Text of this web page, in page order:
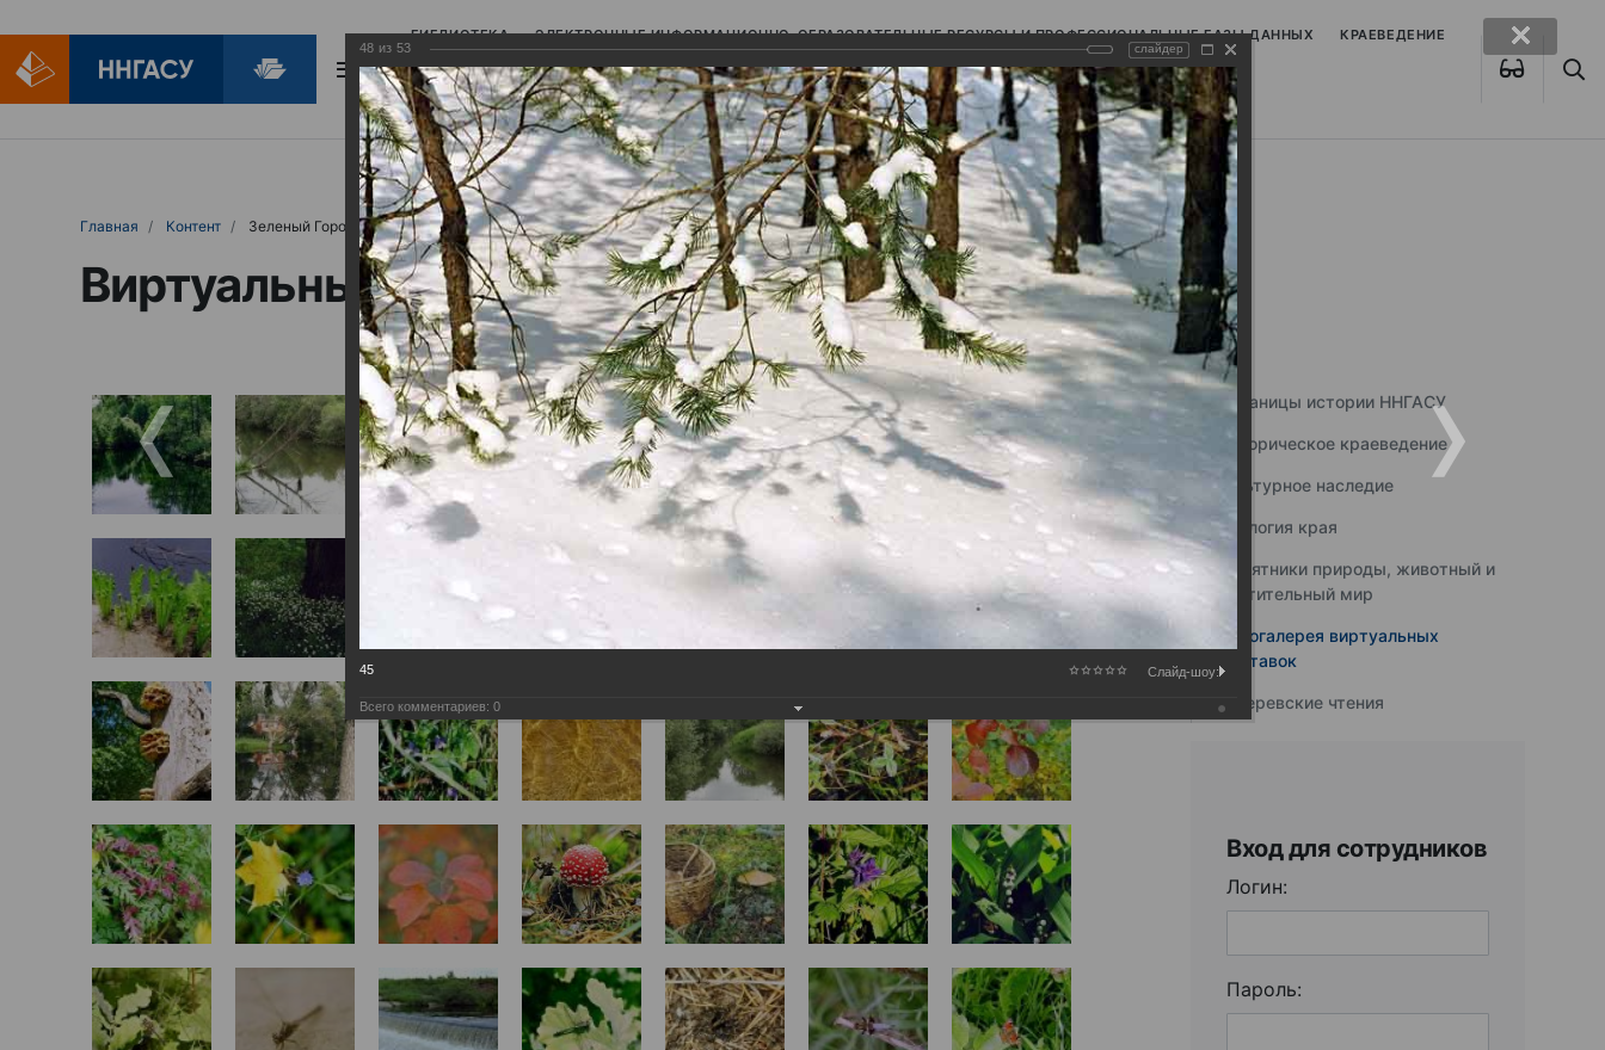
БИБЛИОТЕКА ЭЛЕКТРОННЫЕ ИНФОРМАЦИОННО-ОБРАЗОВАТЕЛЬНЫЕ РЕСУРСЫ И ПРОФЕССИОНАЛЬНЫЕ БАЗЫ ДАННЫХ КРАЕВЕДЕНИЕ
БИБЛИОПОМОЩЬ
Главная Контент Зеленый Город
Виртуальные выставки (фотоальбомы)
Страницы истории ННГАСУ
Историческое краеведение
Культурное наследие
Экология края
Памятники природы, животный и
растительный мир
Фотогалерея виртуальных
выставок
Юферевские чтения
Вход для сотрудников
Логин:
Пароль:
48 из 53 слайдер
45 Слайд-шоу:
Всего комментариев: 0